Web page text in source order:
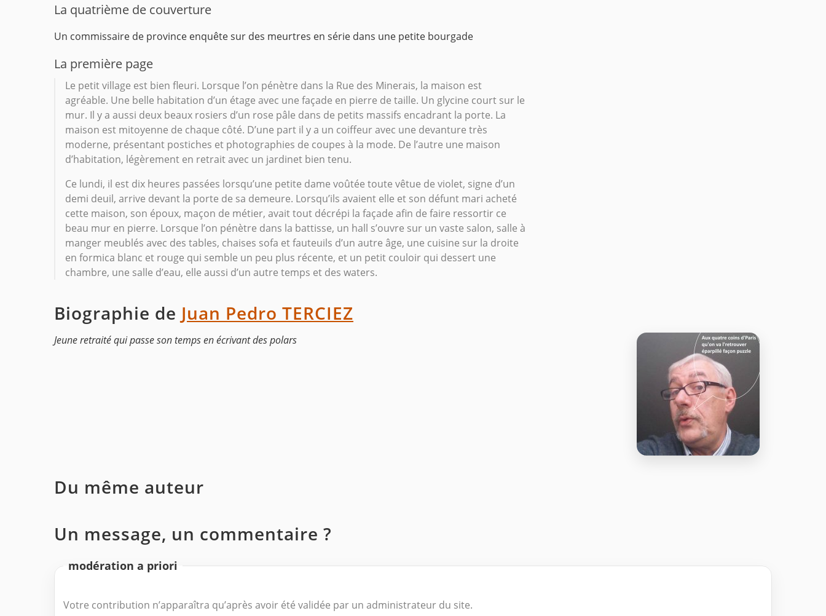
La quatrième de couverture
Un commissaire de province enquête sur des meurtres en série dans une petite bourgade
La première page
Le petit village est bien fleuri. Lorsque l’on pénètre dans la Rue des Minerais, la maison est
agréable. Une belle habitation d’un étage avec une façade en pierre de taille. Un glycine court sur le
mur. Il y a aussi deux beaux rosiers d’un rose pâle dans de petits massifs encadrant la porte. La
maison est mitoyenne de chaque côté. D’une part il y a un coiffeur avec une devanture très
moderne, présentant postiches et photographies de coupes à la mode. De l’autre une maison
d’habitation, légèrement en retrait avec un jardinet bien tenu.
Ce lundi, il est dix heures passées lorsqu’une petite dame voûtée toute vêtue de violet, signe d’un
demi deuil, arrive devant la porte de sa demeure. Lorsqu’ils avaient elle et son défunt mari acheté
cette maison, son époux, maçon de métier, avait tout décrépi la façade afin de faire ressortir ce
beau mur en pierre. Lorsque l’on pénètre dans la battisse, un hall s’ouvre sur un vaste salon, salle à
manger meublés avec des tables, chaises sofa et fauteuils d’un autre âge, une cuisine sur la droite
en formica blanc et rouge qui semble un peu plus récente, et un petit couloir qui dessert une
chambre, une salle d’eau, elle aussi d’un autre temps et des waters.
Biographie de Juan Pedro TERCIEZ
Jeune retraité qui passe son temps en écrivant des polars
Du même auteur
Un message, un commentaire ?
modération a priori
Votre contribution n’apparaîtra qu’après avoir été validée par un administrateur du site.